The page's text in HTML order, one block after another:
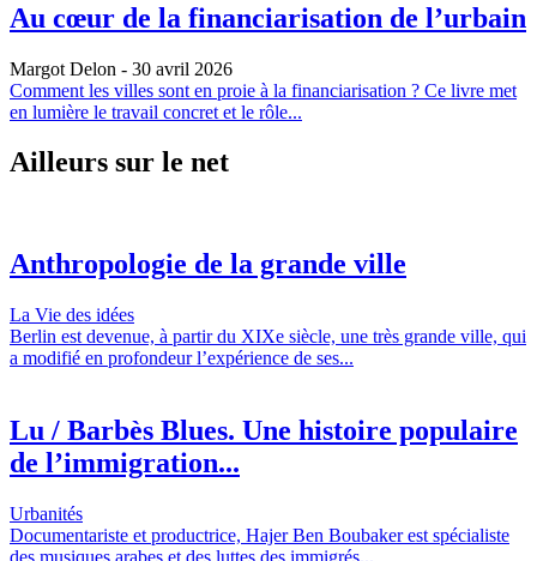
Au cœur de la financiarisation de l’urbain
Margot Delon - 30 avril 2026
Comment les villes sont en proie à la financiarisation ? Ce livre met
en lumière le travail concret et le rôle...
Ailleurs sur le net
Anthropologie de la grande ville
La Vie des idées
Berlin est devenue, à partir du XIXe siècle, une très grande ville, qui
a modifié en profondeur l’expérience de ses...
Lu / Barbès Blues. Une histoire populaire
de l’immigration...
Urbanités
Documentariste et productrice, Hajer Ben Boubaker est spécialiste
des musiques arabes et des luttes des immigrés...